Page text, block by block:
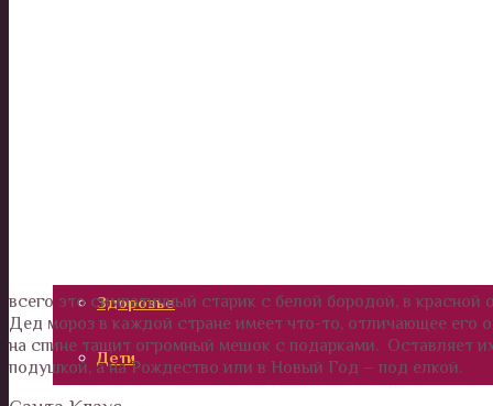
Здоровье
Дети
всего это симпатичный старик с белой бородой, в
Дед мороз в каждой стране имеет что-то, отличающее его
на спине тащит огромный мешок с подарками. Оставляет
подушкой, а на Рождество или в Новый Год – под елкой.